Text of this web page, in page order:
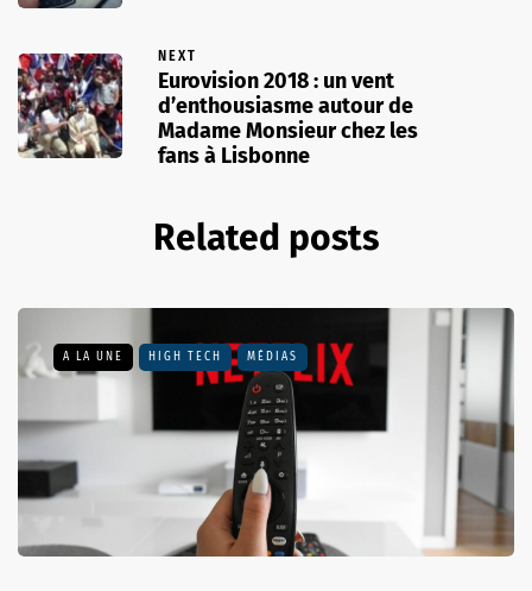
NEXT
Eurovision 2018 : un vent
d’enthousiasme autour de
Madame Monsieur chez les
fans à Lisbonne
Related posts
A LA UNE HIGH TECH MÉDIAS